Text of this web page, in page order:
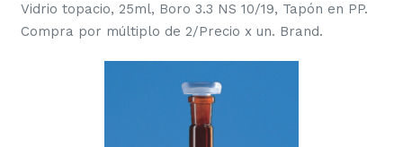
Vidrio topacio, 25ml, Boro 3.3 NS 10/19, Tapón en PP.
Compra por múltiplo de 2/Precio x un. Brand.